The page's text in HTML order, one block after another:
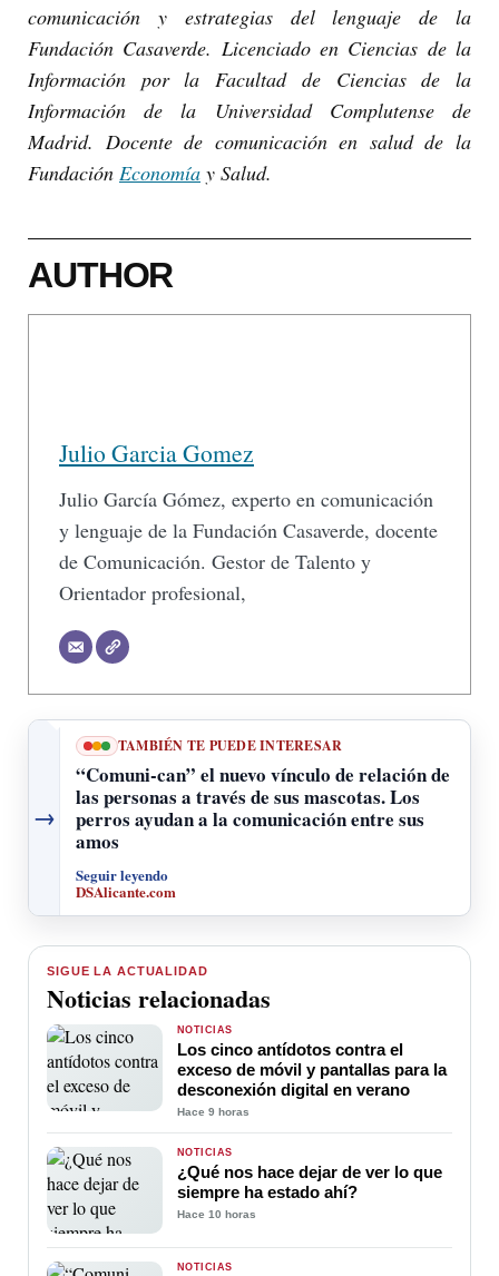
comunicación y estrategias del lenguaje de la
Fundación Casaverde. Licenciado en Ciencias de la
Información por la Facultad de Ciencias de la
Información de la Universidad Complutense de
Madrid. Docente de comunicación en salud de la
Fundación Economía y Salud.
AUTHOR
Julio Garcia Gomez
Julio García Gómez, experto en comunicación
y lenguaje de la Fundación Casaverde, docente
de Comunicación. Gestor de Talento y
Orientador profesional,
→
TAMBIÉN TE PUEDE INTERESAR
“Comuni-can” el nuevo vínculo de relación de
las personas a través de sus mascotas. Los
perros ayudan a la comunicación entre sus
amos
Seguir leyendo
DSAlicante.com
SIGUE LA ACTUALIDAD
Noticias relacionadas
NOTICIAS
Los cinco antídotos contra el
exceso de móvil y pantallas para la
desconexión digital en verano
Hace 9 horas
NOTICIAS
¿Qué nos hace dejar de ver lo que
siempre ha estado ahí?
Hace 10 horas
NOTICIAS